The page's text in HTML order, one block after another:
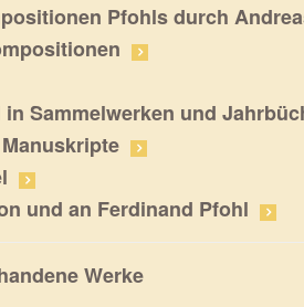
Pfohls durch
Sammelwerken und
und an Ferdinand Pfohl
Werke